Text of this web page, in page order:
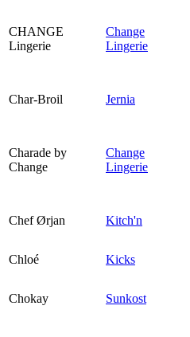
CHANGE
Lingerie
Change
Lingerie
Char-Broil Jernia
Charade by
Change
Change
Lingerie
Chef Ørjan Kitch'n
Chloé
Kicks
Chokay Sunkost